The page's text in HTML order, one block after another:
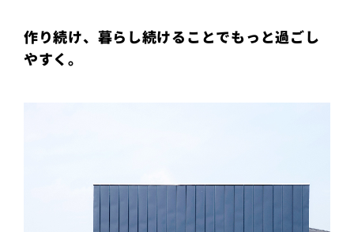
作り続け、暮らし続けることでもっと過ごし
やすく。